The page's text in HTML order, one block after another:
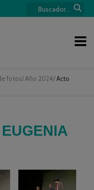
fotos/ Año 2024/Acto